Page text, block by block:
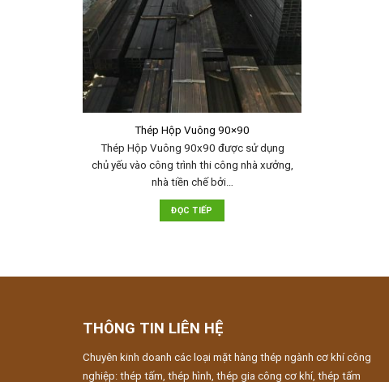
Thép Hộp Vuông 90×90
Thép Hộp Vuông 90x90 được sử dụng
chủ yếu vào công trình thi công nhà xưởng,
nhà tiền chế bởi…
ĐỌC TIẾP
THÔNG TIN LIÊN HỆ
Chuyên kinh doanh các loại mặt hàng thép ngành cơ khí công
nghiệp: thép tấm, thép hình, thép gia công cơ khí, thép tấm